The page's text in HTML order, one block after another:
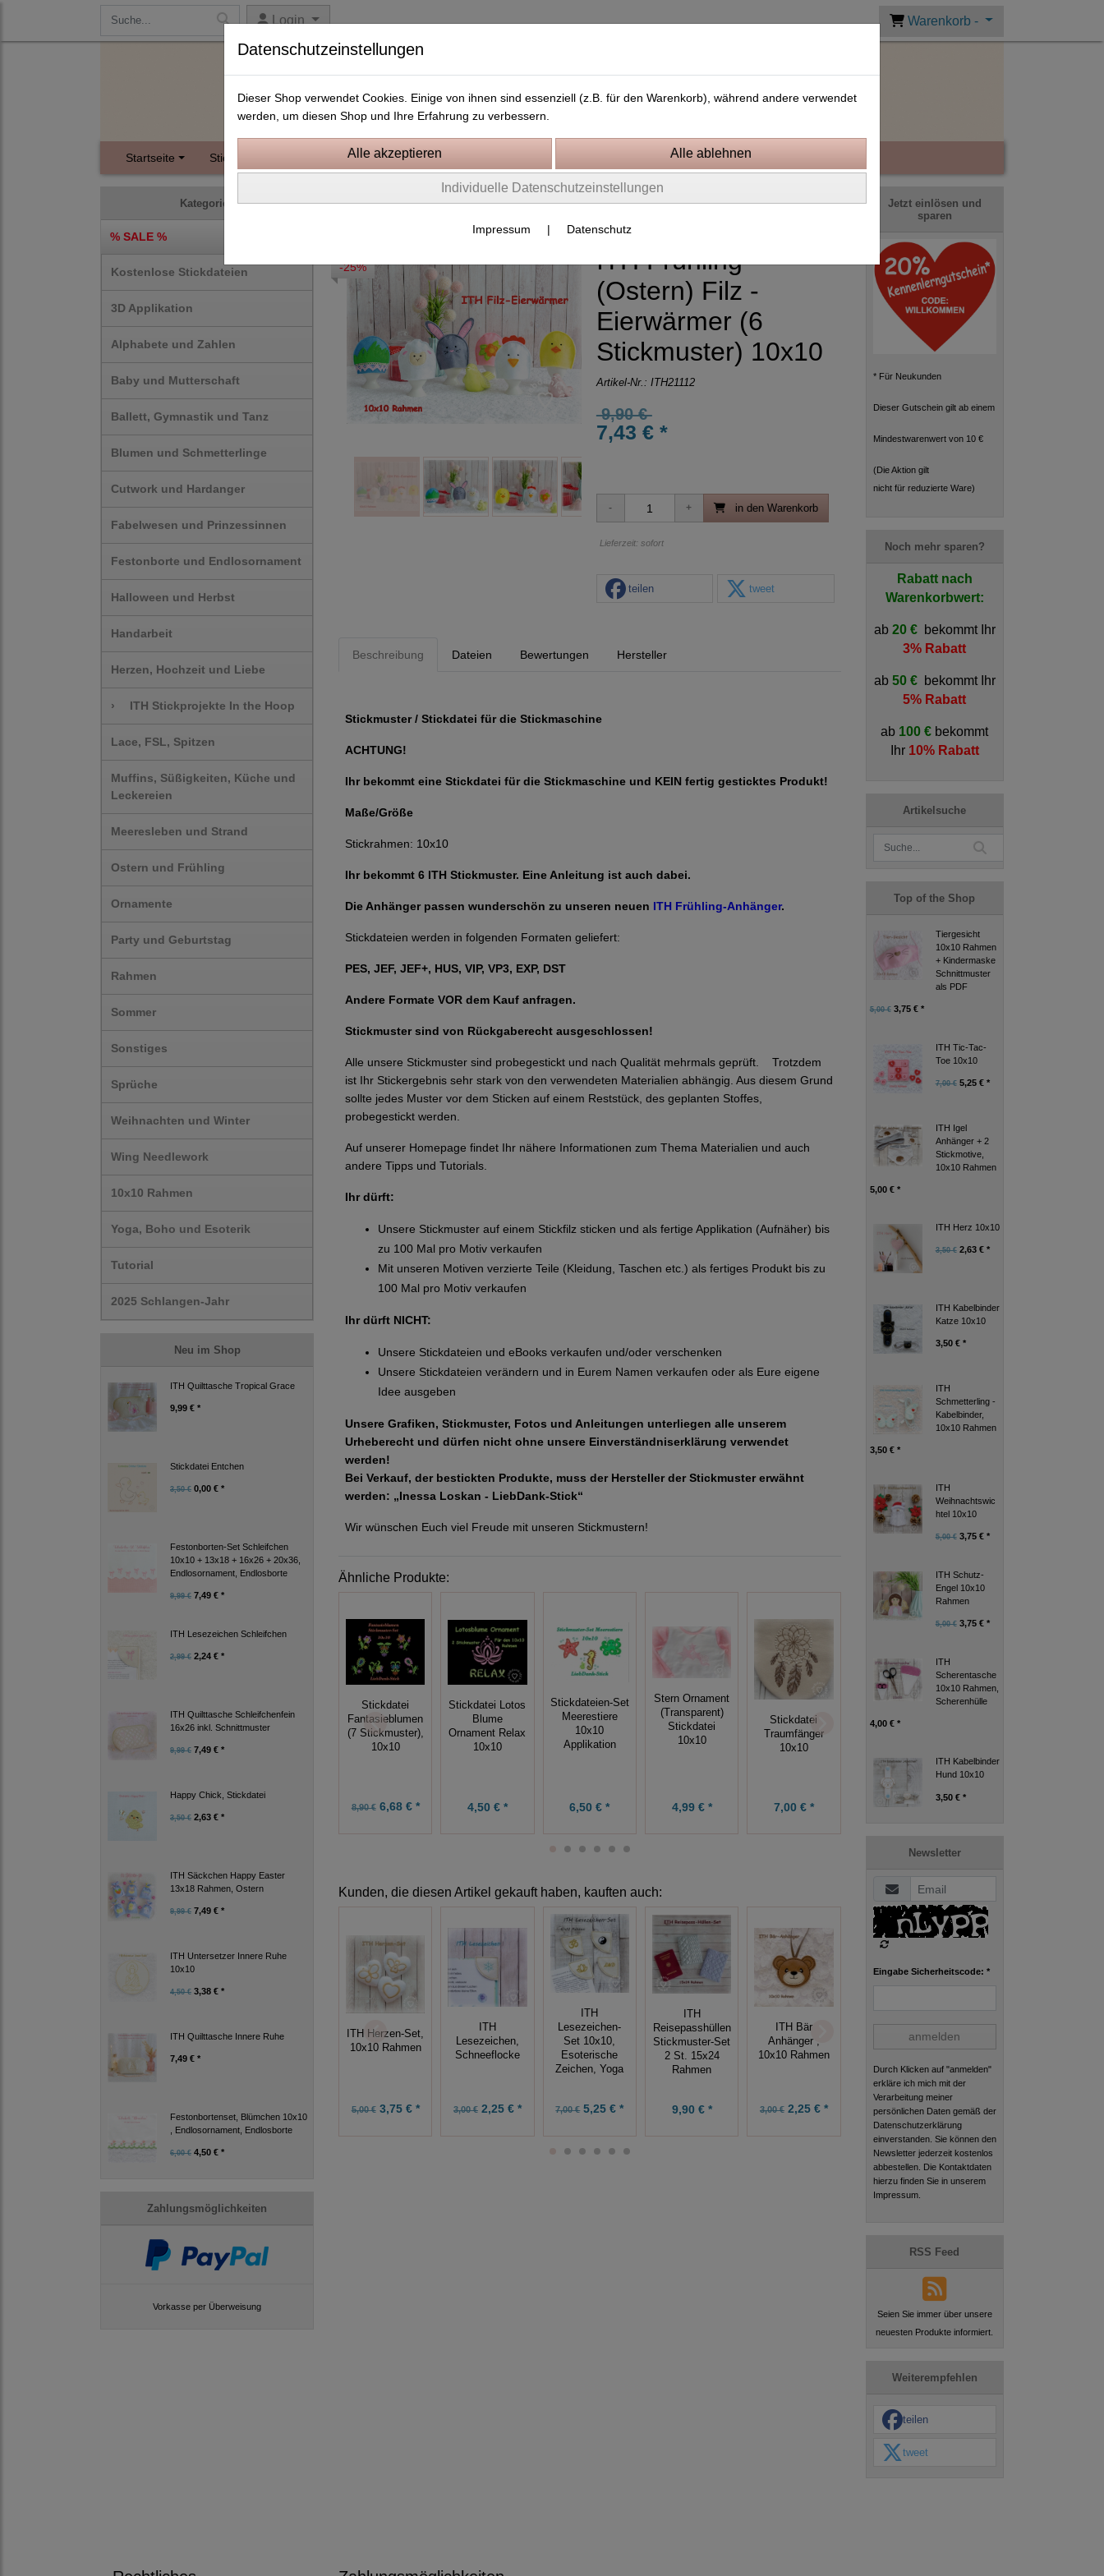
Login Warenkorb -
Startseite Stickdateien Instagram Kostenlose Stickdateien
Kategorien
% SALE %
Kostenlose Stickdateien
3D Applikation
Alphabete und Zahlen
Baby und Mutterschaft
Ballett, Gymnastik und Tanz
Blumen und Schmetterlinge
Cutwork und Hardanger
Fabelwesen und Prinzessinnen
Festonborte und Endlosornament
Halloween und Herbst
Handarbeit
Herzen, Hochzeit und Liebe
› ITH Stickprojekte In the Hoop
Lace, FSL, Spitzen
Muffins, Süßigkeiten, Küche und
Leckereien
Meeresleben und Strand
Ostern und Frühling
Ornamente
Party und Geburtstag
Rahmen
Sommer
Sonstiges
Sprüche
Weihnachten und Winter
Wing Needlework
10x10 Rahmen
Yoga, Boho und Esoterik
Tutorial
2025 Schlangen-Jahr
Neu im Shop
ITH Quilttasche Tropical Grace
9,99 € *
Stickdatei Entchen
3,50 € 0,00 € *
Festonborten-Set Schleifchen
10x10 + 13x18 + 16x26 + 20x36,
Endlosornament, Endlosborte
9,99 € 7,49 € *
ITH Lesezeichen Schleifchen
2,99 € 2,24 € *
ITH Quilttasche Schleifchenfein
16x26 inkl. Schnittmuster
9,99 € 7,49 € *
Happy Chick, Stickdatei
3,50 € 2,63 € *
ITH Säckchen Happy Easter
13x18 Rahmen, Ostern
9,99 € 7,49 € *
ITH Untersetzer Innere Ruhe
10x10
4,50 € 3,38 € *
ITH Quilttasche Innere Ruhe
7,49 € *
Festonbortenset, Blümchen 10x10
, Endlosornament, Endlosborte
6,00 € 4,50 € *
Zahlungsmöglichkeiten
Vorkasse per Überweisung
-25%
ITH Frühling
(Ostern) Filz -
Eierwärmer (6
Stickmuster) 10x10
Artikel-Nr.: ITH21112
9,90 €
7,43 € *
in den Warenkorb
Lieferzeit: sofort
teilen tweet
Beschreibung Dateien Bewertungen Hersteller
Stickmuster / Stickdatei für die Stickmaschine
ACHTUNG!
Ihr bekommt eine Stickdatei für die Stickmaschine und KEIN fertig gesticktes Produkt!
Maße/Größe
Stickrahmen: 10x10
Ihr bekommt 6 ITH Stickmuster. Eine Anleitung ist auch dabei.
Die Anhänger passen wunderschön zu unseren neuen ITH Frühling-Anhänger.
Stickdateien werden in folgenden Formaten geliefert:
PES, JEF, JEF+, HUS, VIP, VP3, EXP, DST
Andere Formate VOR dem Kauf anfragen.
Stickmuster sind von Rückgaberecht ausgeschlossen!
Alle unsere Stickmuster sind probegestickt und nach Qualität mehrmals geprüft. Trotzdem
ist Ihr Stickergebnis sehr stark von den verwendeten Materialien abhängig. Aus diesem Grund
sollte jedes Muster vor dem Sticken auf einem Reststück, des geplanten Stoffes,
probegestickt werden.
Auf unserer Homepage findet Ihr nähere Informationen zum Thema Materialien und auch
andere Tipps und Tutorials.
Ihr dürft:
Unsere Stickmuster auf einem Stickfilz sticken und als fertige Applikation (Aufnäher) bis
zu 100 Mal pro Motiv verkaufen
Mit unseren Motiven verzierte Teile (Kleidung, Taschen etc.) als fertiges Produkt bis zu
100 Mal pro Motiv verkaufen
Ihr dürft NICHT:
Unsere Stickdateien und eBooks verkaufen und/oder verschenken
Unsere Stickdateien verändern und in Eurem Namen verkaufen oder als Eure eigene
Idee ausgeben
Unsere Grafiken, Stickmuster, Fotos und Anleitungen unterliegen alle unserem
Urheberecht und dürfen nicht ohne unsere Einverständniserklärung verwendet
werden!
Bei Verkauf, der bestickten Produkte, muss der Hersteller der Stickmuster erwähnt
werden: „Inessa Loskan - LiebDank-Stick“
Wir wünschen Euch viel Freude mit unseren Stickmustern!
Ähnliche Produkte:
Stickdatei
Fantasieblumen
(7 Stickmuster),
10x10
8,90 €6,68 € *
Stickdatei Lotos
Blume
Ornament Relax
10x10
4,50 € *
Stickdateien-Set
Meerestiere
10x10
Applikation
6,50 € *
Stern Ornament
(Transparent)
Stickdatei
10x10
4,99 € *
Stickdatei
Traumfänger
10x10
7,00 € *
Stickdatei
Stickmuster),
9,99 € *
Stickdatei
10x10
Kunden, die diesen Artikel gekauft haben, kauften auch:
ITH Herzen-Set,
10x10 Rahmen
5,00 €3,75 € *
ITH
Lesezeichen,
Schneeflocke
3,00 €2,25 € *
ITH
Lesezeichen-
Set 10x10,
Esoterische
Zeichen, Yoga
7,00 €5,25 € *
ITH
Reisepasshüllen
Stickmuster-Set
2 St. 15x24
Rahmen
9,90 € *
ITH Bär
Anhänger ,
10x10 Rahmen
3,00 €2,25 € *
ITH Tic-Tac-Toe
10x10
7,00 €5,25 € *
ITH
Frühlingsanhänger
10x10
9,90 €7,43 € *
Jetzt einlösen und
sparen
* Für Neukunden
Dieser Gutschein gilt ab einem
Mindestwarenwert von 10 €
(Die Aktion gilt
nicht für reduzierte Ware)
Noch mehr sparen?
Rabatt nach
Warenkorbwert:
ab20 € bekommt Ihr
3% Rabatt
ab50 € bekommt Ihr
5% Rabatt
ab 100 € bekommt
Ihr 10% Rabatt
Artikelsuche
Top of the Shop
Tiergesicht
10x10 Rahmen
+ Kindermaske
Schnittmuster
als PDF
5,00 €3,75 € *
ITH Tic-Tac-
Toe 10x10
7,00 €5,25 € *
ITH Igel
Anhänger + 2
Stickmotive,
10x10 Rahmen
5,00 € *
ITH Herz 10x10
3,50 €2,63 € *
ITH Kabelbinder
Katze 10x10
3,50 € *
ITH
Schmetterling -
Kabelbinder,
10x10 Rahmen
3,50 € *
ITH
Weihnachtswic
htel 10x10
5,00 €3,75 € *
ITH Schutz-
Engel 10x10
Rahmen
5,00 €3,75 € *
ITH
Scherentasche
10x10 Rahmen,
Scherenhülle
4,00 € *
ITH Kabelbinder
Hund 10x10
3,50 € *
Newsletter
Eingabe Sicherheitscode: *
anmelden
Durch Klicken auf "anmelden"
erkläre ich mich mit der
Verarbeitung meiner
persönlichen Daten gemäß der
Datenschutzerklärung
einverstanden. Sie können den
Newsletter jederzeit kostenlos
abbestellen. Die Kontaktdaten
hierzu finden Sie in unserem
Impressum.
RSS Feed
Seien Sie immer über unsere
neuesten Produkte informiert.
Weiterempfehlen
teilen
tweet
Datenschutzeinstellungen
Dieser Shop verwendet Cookies. Einige von ihnen sind essenziell (z.B. für den Warenkorb), während andere verwendet
werden, um diesen Shop und Ihre Erfahrung zu verbessern.
Individuelle Datenschutzeinstellungen
Impressum | Datenschutz